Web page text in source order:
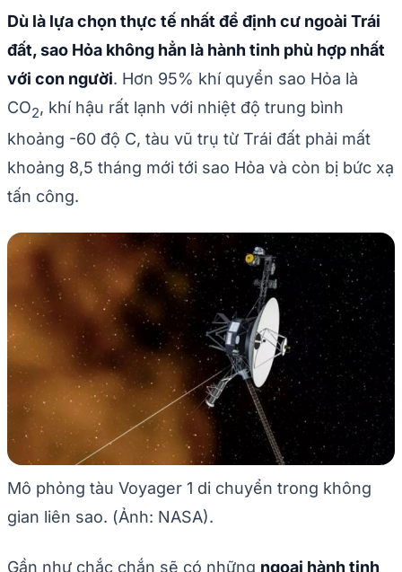
Dù là lựa chọn thực tế nhất để định cư ngoài Trái
đất, sao Hỏa không hẳn là hành tinh phù hợp nhất
với con người. Hơn 95% khí quyển sao Hỏa là
CO2, khí hậu rất lạnh với nhiệt độ trung bình
khoảng -60 độ C, tàu vũ trụ từ Trái đất phải mất
khoảng 8,5 tháng mới tới sao Hỏa và còn bị bức xạ
tấn công.
Mô phỏng tàu Voyager 1 di chuyển trong không
gian liên sao. (Ảnh: NASA).
Gần như chắc chắn sẽ có những ngoại hành tinh